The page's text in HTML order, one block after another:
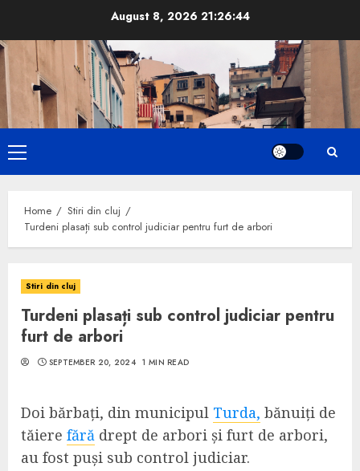
content
August 8, 2026 21:26:45
Primary
Menu
Home
Stiri din cluj
Turdeni plasați sub control judiciar pentru furt de arbori
Stiri din cluj
Turdeni plasați sub control judiciar pentru
furt de arbori
SEPTEMBER 20, 2024 1 MIN READ
Doi bărbați, din municipul Turda, bănuiți de
tăiere fără drept de arbori și furt de arbori,
au fost puși sub control judiciar.